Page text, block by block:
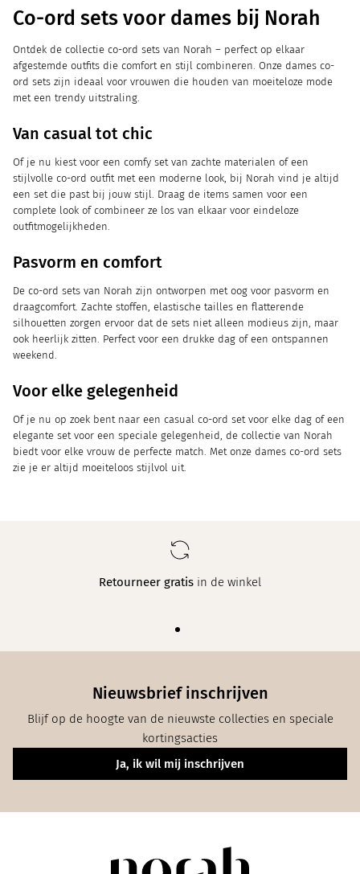
Co-ord sets voor dames bij Norah
Ontdek de collectie co-ord sets van Norah – perfect op elkaar
afgestemde outfits die comfort en stijl combineren. Onze dames co-
ord sets zijn ideaal voor vrouwen die houden van moeiteloze mode
met een trendy uitstraling.
Van casual tot chic
Of je nu kiest voor een comfy set van zachte materialen of een
stijlvolle co-ord outfit met een moderne look, bij Norah vind je altijd
een set die past bij jouw stijl. Draag de items samen voor een
complete look of combineer ze los van elkaar voor eindeloze
outfitmogelijkheden.
Pasvorm en comfort
De co-ord sets van Norah zijn ontworpen met oog voor pasvorm en
draagcomfort. Zachte stoffen, elastische tailles en flatterende
silhouetten zorgen ervoor dat de sets niet alleen modieus zijn, maar
ook heerlijk zitten. Perfect voor een drukke dag of een ontspannen
weekend.
Voor elke gelegenheid
Of je nu op zoek bent naar een casual co-ord set voor elke dag of een
elegante set voor een speciale gelegenheid, de collectie van Norah
biedt voor elke vrouw de perfecte match. Met onze dames co-ord sets
zie je er altijd moeiteloos stijlvol uit.
Retourneer gratis in de winkel
Nieuwsbrief inschrijven
Blijf op de hoogte van de nieuwste collecties en speciale
kortingsacties
Ja, ik wil mij inschrijven